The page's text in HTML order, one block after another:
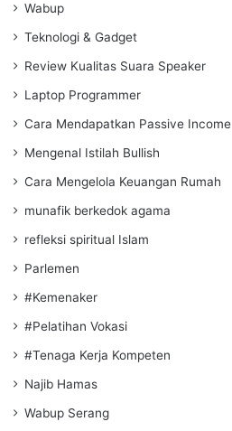
Wabup
Teknologi & Gadget
Review Kualitas Suara Speaker
Laptop Programmer
Cara Mendapatkan Passive Income
Mengenal Istilah Bullish
Cara Mengelola Keuangan Rumah
munafik berkedok agama
refleksi spiritual Islam
Parlemen
#Kemenaker
#Pelatihan Vokasi
#Tenaga Kerja Kompeten
Najib Hamas
Wabup Serang